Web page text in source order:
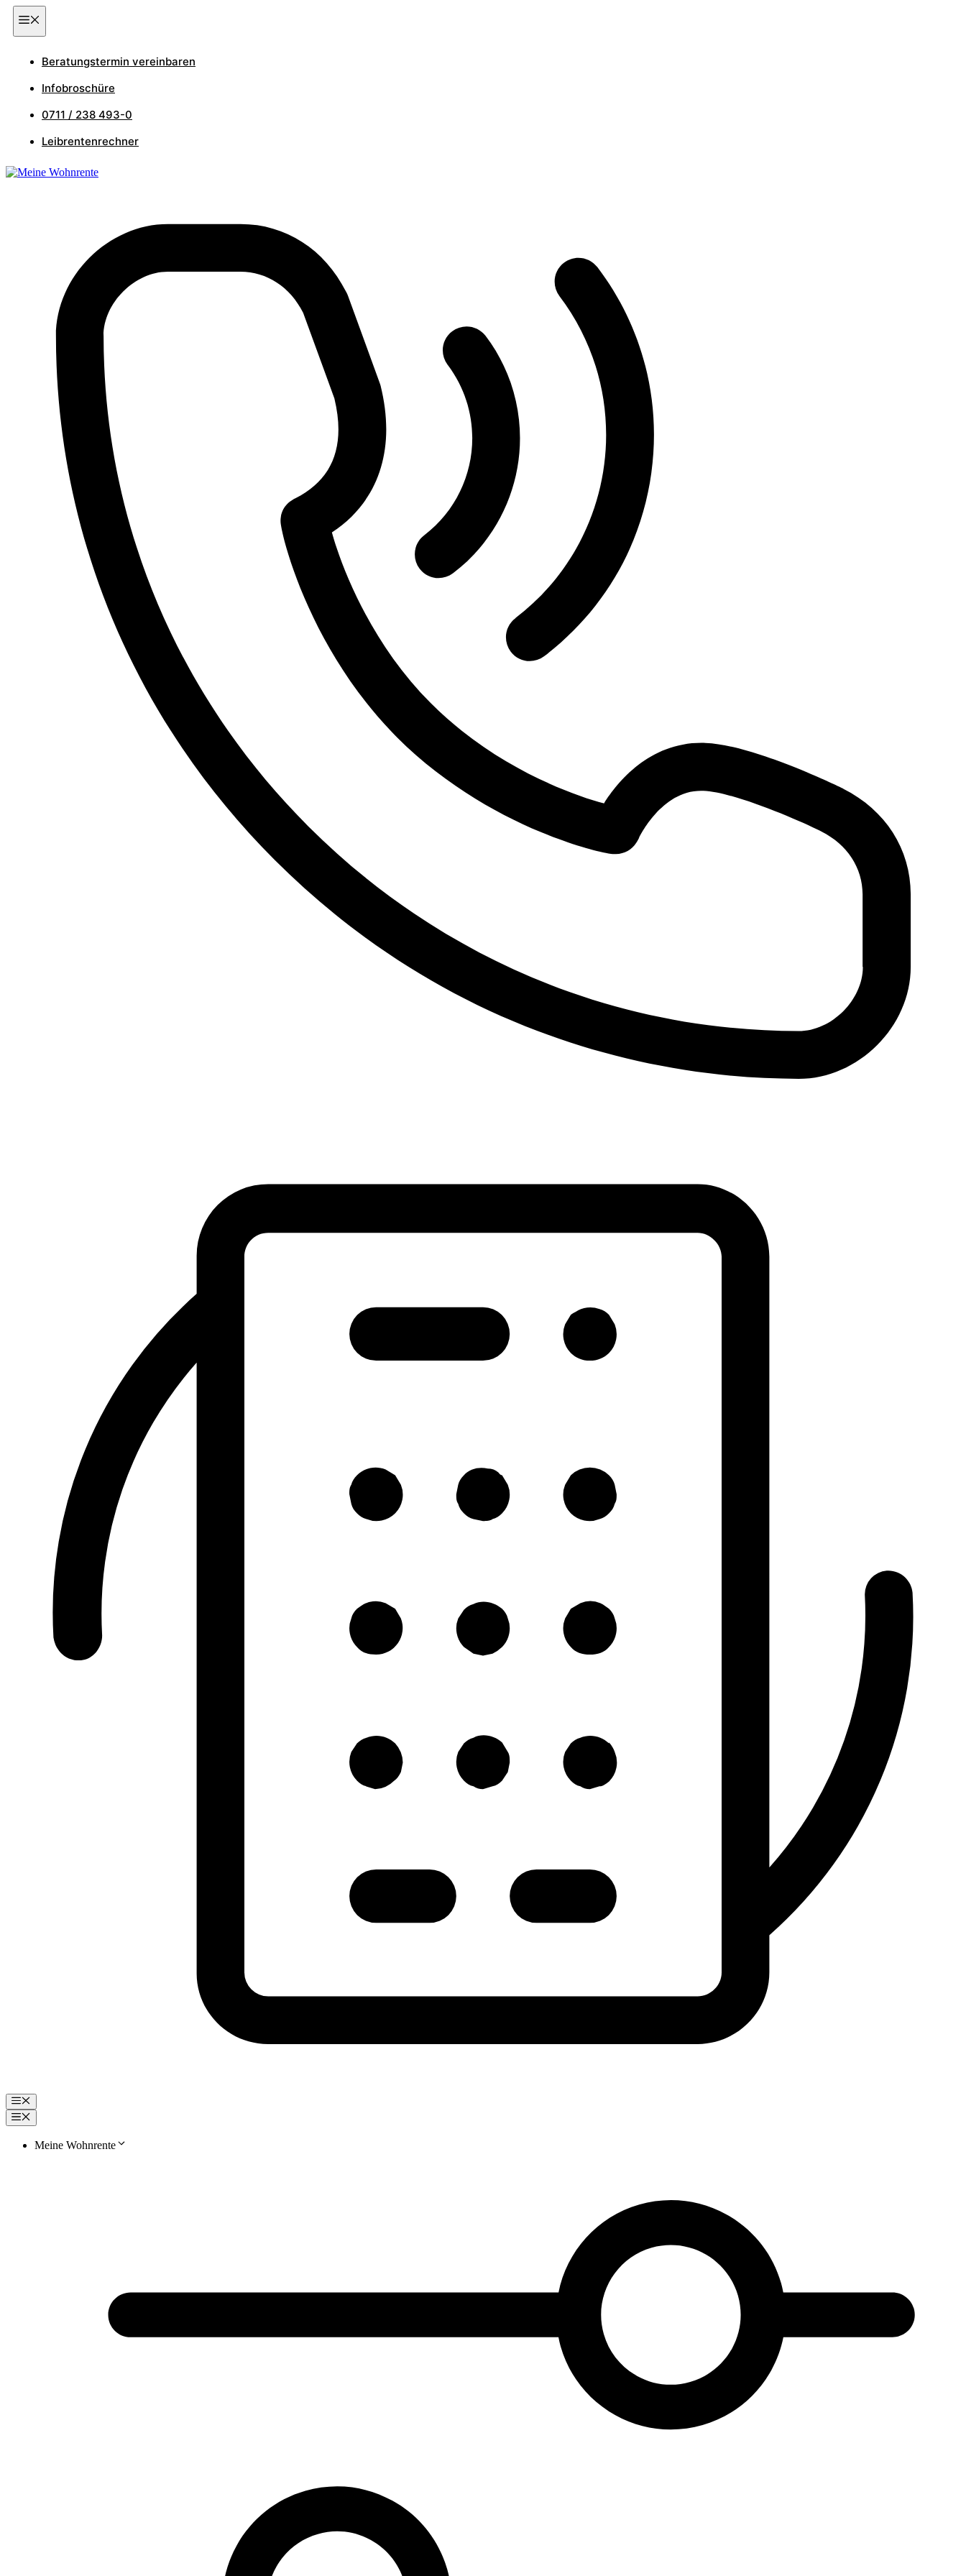
Zum
Inhalt
springen
Beratungstermin vereinbaren
Infobroschüre
0711 / 238 493-0
Leibrentenrechner
Menü
Menü
Meine Wohnrente